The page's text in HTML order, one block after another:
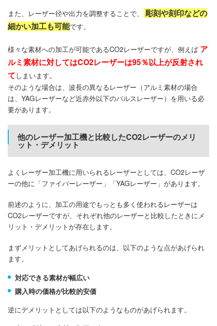
また、レーザー径や出力を調整することで、
彫刻や刻印などの
細かい加工も可能です。
様々な素材への加工が可能であるCO2レーザーですが、例えば ア
ルミ素材に対してはCO2レーザーは95％以上が反射され
て しまいます。
そのような場合は、波長の異なるレーザー（アルミ素材の場合
は、YAGレーザーなど近赤外以下のパルスレーザー）を用いる必
要があります。
他のレーザー加工機と比較したCO2レーザーのメリ
ット・デメリット
よくレーザー加工機に用いられるレーザーとしては、CO2レーザ
ーの他に「ファイバーレーザー」「YAGレーザー」があります。
前述のように、加工の用途でもっとも多く使われるレーザーは
CO2レーザーですが、それぞれ他のレーザーと比較したときにメ
リット・デメリットが存在します。
まずメリットとしてあげられるのは、以下のような点があげられ
ます。
対応できる素材が幅広い
購入時の価格が比較的安価
逆にデメリットとしては以下のようなものがあげられます。